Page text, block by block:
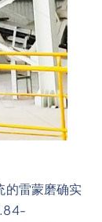
的雷蒙磨确实